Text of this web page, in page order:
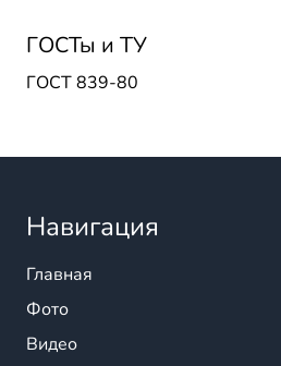
ГОСТы и ТУ
ГОСТ 839-80
Навигация
Главная
Фото
Видео